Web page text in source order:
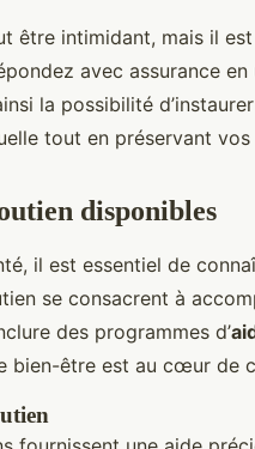
être intimidant, mais il
avec assurance
la possibilité
tout en préservant vos
disponibles
il est essentiel de
se consacrent à
des programmes d’
bien-être est au cœur de